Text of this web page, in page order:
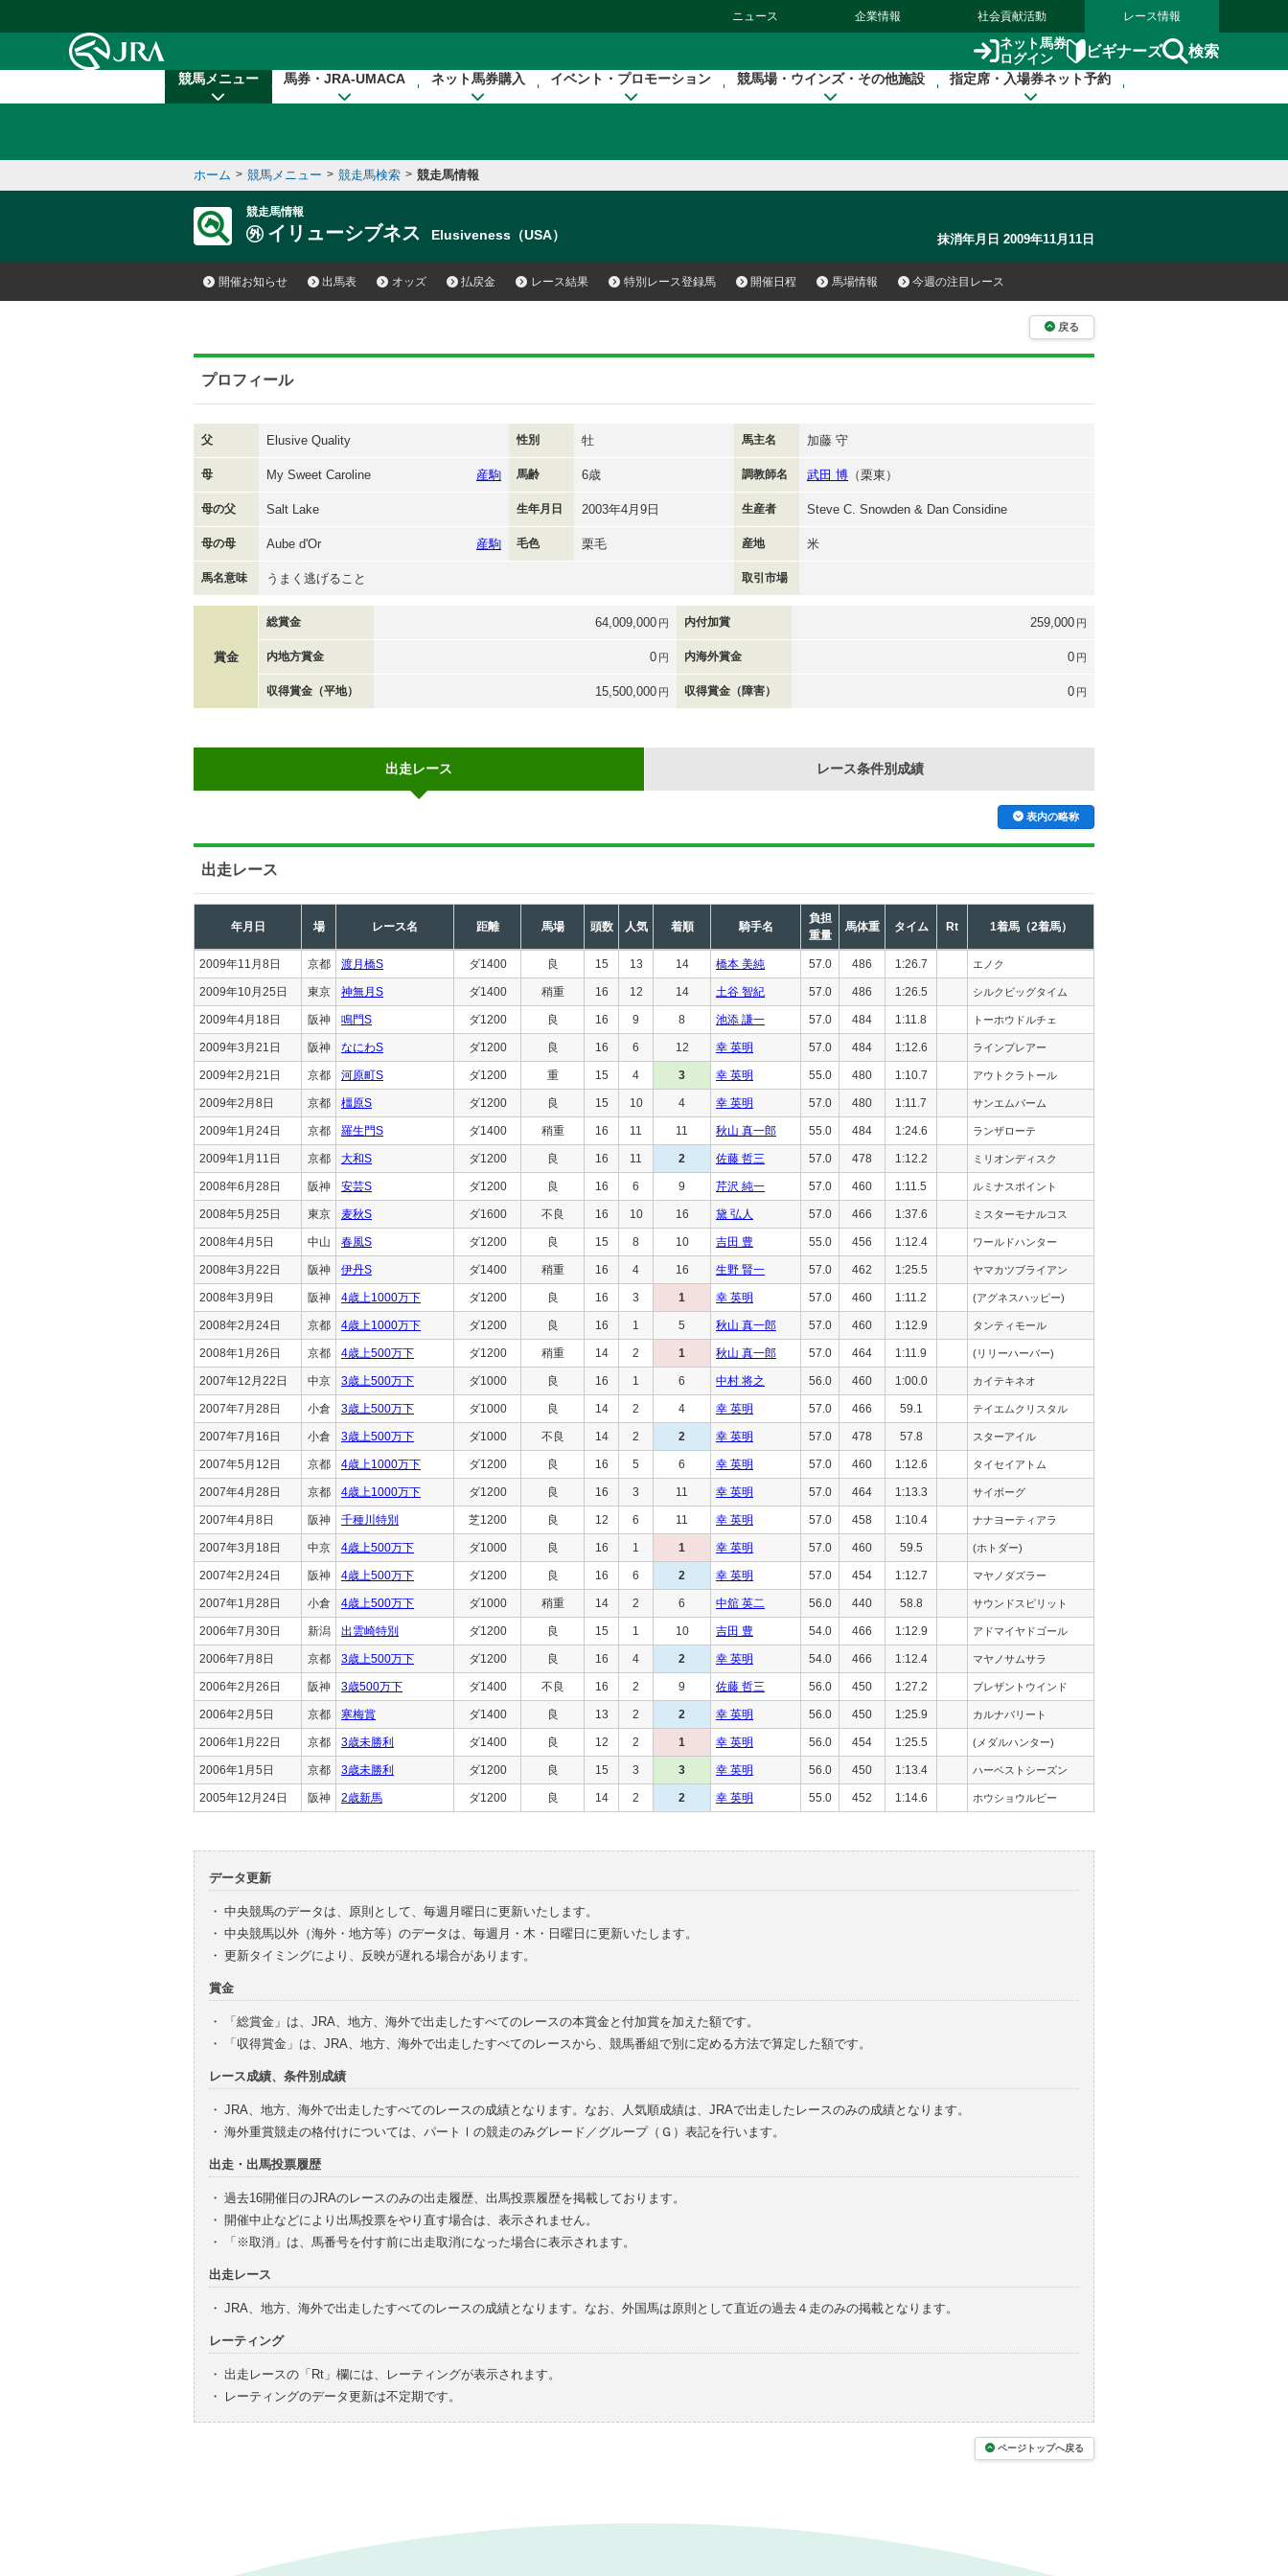
ニュース 企業情報 社会貢献活動 レース情報
ネット馬券
ログイン
ビギナーズ 検索
競馬メニュー 馬券・JRA-UMACA ネット馬券購入 イベント・プロモーション 競馬場・ウインズ・その他施設 指定席・入場券ネット予約
ホーム > 競馬メニュー > 競走馬検索 > 競走馬情報
競走馬情報
イリューシブネス Elusiveness（USA） 抹消年月日 2009年11月11日
開催お知らせ 出馬表 オッズ 払戻金 レース結果 特別レース登録馬 開催日程 馬場情報 今週の注目レース
戻る
プロフィール
父 Elusive Quality 性別 牡 馬主名 加藤 守
母 My Sweet Caroline 産駒 馬齢 6歳 調教師名 武田 博 （栗東）
母の父 Salt Lake 生年月日 2003年4月9日 生産者 Steve C. Snowden & Dan Considine
母の母 Aube d'Or 産駒 毛色 栗毛 産地 米
馬名意味 うまく逃げること 取引市場
賞金
総賞金 64,009,000 円 内付加賞 259,000 円
内地方賞金 0 円 内海外賞金 0 円
収得賞金（平地） 15,500,000 円 収得賞金（障害） 0 円
出走レース レース条件別成績
表内の略称
出走レース
年月日 場 レース名 距離 馬場 頭数 人気 着順 騎手名
負担
重量
馬体重 タイム Rt 1着馬（2着馬）
2009年11月8日 京都 渡月橋S ダ1400 良 15 13 14 橋本 美純 57.0 486 1:26.7 エノク
2009年10月25日 東京 神無月S ダ1400 稍重 16 12 14 土谷 智紀 57.0 486 1:26.5 シルクビッグタイム
2009年4月18日 阪神 鳴門S ダ1200 良 16 9 8 池添 謙一 57.0 484 1:11.8 トーホウドルチェ
2009年3月21日 阪神 なにわS ダ1200 良 16 6 12 幸 英明 57.0 484 1:12.6 ラインプレアー
2009年2月21日 京都 河原町S ダ1200 重 15 4 3 幸 英明 55.0 480 1:10.7 アウトクラトール
2009年2月8日 京都 橿原S ダ1200 良 15 10 4 幸 英明 57.0 480 1:11.7 サンエムパーム
2009年1月24日 京都 羅生門S ダ1400 稍重 16 11 11 秋山 真一郎 55.0 484 1:24.6 ランザローテ
2009年1月11日 京都 大和S ダ1200 良 16 11 2 佐藤 哲三 57.0 478 1:12.2 ミリオンディスク
2008年6月28日 阪神 安芸S ダ1200 良 16 6 9 芹沢 純一 57.0 460 1:11.5 ルミナスポイント
2008年5月25日 東京 麦秋S ダ1600 不良 16 10 16 黛 弘人 57.0 466 1:37.6 ミスターモナルコス
2008年4月5日 中山 春風S ダ1200 良 15 8 10 吉田 豊 55.0 456 1:12.4 ワールドハンター
2008年3月22日 阪神 伊丹S ダ1400 稍重 16 4 16 生野 賢一 57.0 462 1:25.5 ヤマカツブライアン
2008年3月9日 阪神 4歳上1000万下 ダ1200 良 16 3 1 幸 英明 57.0 460 1:11.2 (アグネスハッピー)
2008年2月24日 京都 4歳上1000万下 ダ1200 良 16 1 5 秋山 真一郎 57.0 460 1:12.9 タンティモール
2008年1月26日 京都 4歳上500万下 ダ1200 稍重 14 2 1 秋山 真一郎 57.0 464 1:11.9 (リリーハーバー)
2007年12月22日 中京 3歳上500万下 ダ1000 良 16 1 6 中村 将之 56.0 460 1:00.0 カイテキネオ
2007年7月28日 小倉 3歳上500万下 ダ1000 良 14 2 4 幸 英明 57.0 466 59.1 テイエムクリスタル
2007年7月16日 小倉 3歳上500万下 ダ1000 不良 14 2 2 幸 英明 57.0 478 57.8 スターアイル
2007年5月12日 京都 4歳上1000万下 ダ1200 良 16 5 6 幸 英明 57.0 460 1:12.6 タイセイアトム
2007年4月28日 京都 4歳上1000万下 ダ1200 良 16 3 11 幸 英明 57.0 464 1:13.3 サイボーグ
2007年4月8日 阪神 千種川特別 芝1200 良 12 6 11 幸 英明 57.0 458 1:10.4 ナナヨーティアラ
2007年3月18日 中京 4歳上500万下 ダ1000 良 16 1 1 幸 英明 57.0 460 59.5 (ホトダー)
2007年2月24日 阪神 4歳上500万下 ダ1200 良 16 6 2 幸 英明 57.0 454 1:12.7 マヤノダズラー
2007年1月28日 小倉 4歳上500万下 ダ1000 稍重 14 2 6 中舘 英二 56.0 440 58.8 サウンドスピリット
2006年7月30日 新潟 出雲崎特別 ダ1200 良 15 1 10 吉田 豊 54.0 466 1:12.9 アドマイヤドゴール
2006年7月8日 京都 3歳上500万下 ダ1200 良 16 4 2 幸 英明 54.0 466 1:12.4 マヤノサムサラ
2006年2月26日 阪神 3歳500万下 ダ1400 不良 16 2 9 佐藤 哲三 56.0 450 1:27.2 プレザントウインド
2006年2月5日 京都 寒梅賞 ダ1400 良 13 2 2 幸 英明 56.0 450 1:25.9 カルナバリート
2006年1月22日 京都 3歳未勝利 ダ1400 良 12 2 1 幸 英明 56.0 454 1:25.5 (メダルハンター)
2006年1月5日 京都 3歳未勝利 ダ1200 良 15 3 3 幸 英明 56.0 450 1:13.4 ハーベストシーズン
2005年12月24日 阪神 2歳新馬 ダ1200 良 14 2 2 幸 英明 55.0 452 1:14.6 ホウショウルビー
データ更新
・ 中央競馬のデータは、原則として、毎週月曜日に更新いたします。
・ 中央競馬以外（海外・地方等）のデータは、毎週月・木・日曜日に更新いたします。
・ 更新タイミングにより、反映が遅れる場合があります。
賞金
・
「総賞金」は、JRA、地方、海外で出走したすべてのレースの本賞金と付加賞を加えた額です。
・
「収得賞金」は、JRA、地方、海外で出走したすべてのレースから、競馬番組で別に定める方法で算定した額です。
レース成績、条件別成績
・ JRA、地方、海外で出走したすべてのレースの成績となります。なお、人気順成績は、JRAで出走したレースのみの成績となります。
・ 海外重賞競走の格付けについては、パートⅠの競走のみグレード／グループ（Ｇ）表記を行います。
出走・出馬投票履歴
・ 過去16開催日のJRAのレースのみの出走履歴、出馬投票履歴を掲載しております。
・ 開催中止などにより出馬投票をやり直す場合は、表示されません。
・
「※取消」は、馬番号を付す前に出走取消になった場合に表示されます。
出走レース
・ JRA、地方、海外で出走したすべてのレースの成績となります。なお、外国馬は原則として直近の過去４走のみの掲載となります。
レーティング
・ 出走レースの「Rt」欄には、レーティングが表示されます。
・
レーティングのデータ更新は不定期です。
ページトップへ戻る